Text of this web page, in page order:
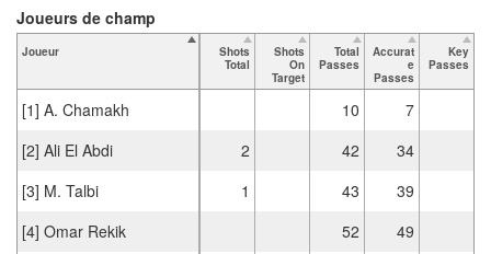
Joueur
Shots
Total
Shots
On
Target
Total
Passes
Accurat
e
Passes
Key
Passes
[1] A. Chamakh 10
7
[2] Ali El Abdi
2 42
34
[3] M. Talbi
1 43
39
[4] Omar Rekik
52 49
Joueurs de champ